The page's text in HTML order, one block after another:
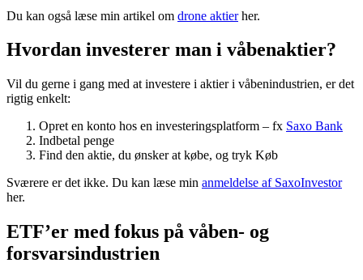
Du kan også læse min artikel om drone aktierher.
Hvordan investerer man i våbenaktier?
Vil du gerne i gang med at investere i aktier i våbenindustrien, er det
rigtig enkelt:
Opret en konto hos en investeringsplatform – fx Saxo Bank
Indbetal penge
Find den aktie, du ønsker at købe, og tryk Køb
Sværere er det ikke. Du kan læse min anmeldelse af SaxoInvestor
her.
ETF’er med fokus på våben- og
forsvarsindustrien